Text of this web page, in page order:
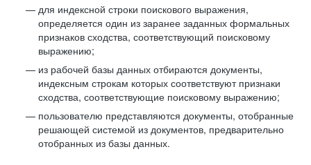
для индексной строки поискового выражения,
определяется один из заранее заданных формальных
признаков сходства, соответствующий поисковому
выражению;
из рабочей базы данных отбираются документы,
индексным строкам которых соответствуют признаки
сходства, соответствующие поисковому выражению;
пользователю представляются документы, отобранные
решающей системой из документов, предварительно
отобранных из базы данных.